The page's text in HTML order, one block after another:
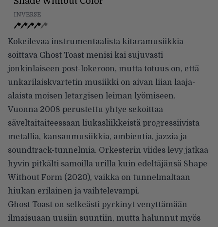
INVERSE
Kokeilevaa instrumentaalista kitaramusiikkia
soittava Ghost Toast menisi kai sujuvasti
jonkinlaiseen post-lokeroon, mutta totuus on, että
unkarilaiskvartetin musiikki on aivan liian laaja-
alaista moisen letargisen leiman lyömiseen.
Vuonna 2008 perustettu yhtye sekoittaa
säveltaitaiteessaan liukasliikkeistä progressiivista
metallia, kansanmusiikkia, ambientia, jazzia ja
soundtrack-tunnelmia. Orkesterin viides levy jatkaa
hyvin pitkälti samoilla urilla kuin edeltäjänsä Shape
Without Form (2020), vaikka on tunnelmaltaan
hiukan erilainen ja vaihtelevampi.
Ghost Toast on selkeästi pyrkinyt venyttämään
ilmaisuaan uusiin suuntiin, mutta halunnut myös